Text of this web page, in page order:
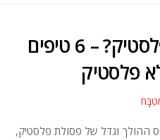
מהו מטבח ללא פלסטיק? – 6 טיפים
פלסטיק
​​ההולך וגדל של פסולת פלסטיק,